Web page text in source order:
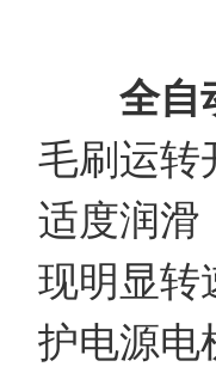
全自
毛刷运转
适度润滑
现明显转
护电源电